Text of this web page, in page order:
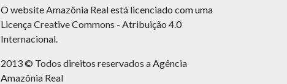
O website Amazônia Real está licenciado com uma
Licença Creative Commons - Atribuição 4.0
Internacional.
2013 © Todos direitos reservados a Agência
Amazônia Real